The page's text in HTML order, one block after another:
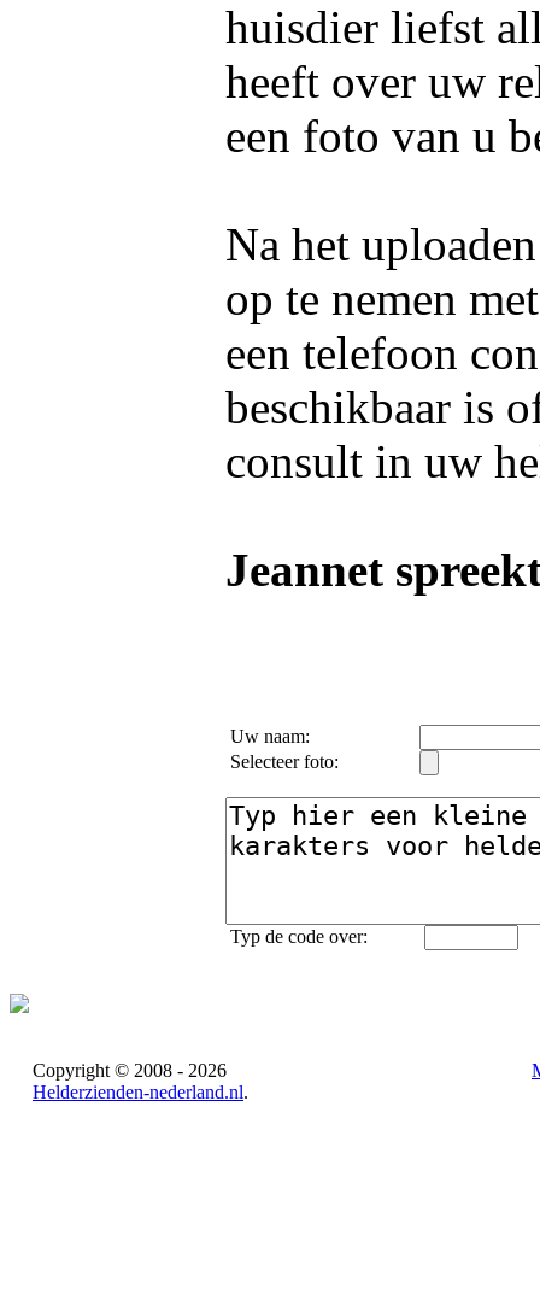
huisdier liefst
heeft over uw
een foto van u
Na het
op te nemen
een telefoon
beschikbaar is
consult in uw
Jeannet
Uw naam:
Selecteer foto:
Typ de code over:
Copyright © 2008 - 2026
Helderzienden-nederland.nl.